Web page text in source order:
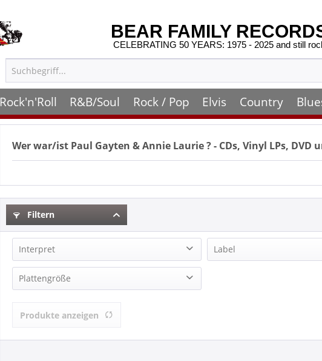
BEAR FAMILY
CELEBRATING 50 YEARS: 1975 - 2025 and still
Rock'n'Roll R&B/Soul Rock / Pop Elvis Country
Wer war/ist Paul Gayten & Annie Laurie? - CDs, Vinyl LPs, DVD
Filtern
Interpret
Paul Gayten & Annie Laurie (1)
Label
Plattengröße
Produkte anzeigen